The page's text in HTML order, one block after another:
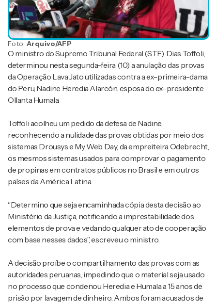
Foto:Arquivo/AFP
O ministro do Supremo Tribunal Federal (STF), Dias Toffoli,
determinou nesta segunda-feira (10) a anulação das provas
da Operação Lava Jato utilizadas contra a ex-primeira-dama
do Peru, Nadine Heredia Alarcón, esposa do ex-presidente
Ollanta Humala.
Toffoli acolheu um pedido da defesa de Nadine,
reconhecendo a nulidade das provas obtidas por meio dos
sistemas Drousys e My Web Day, da empreiteira Odebrecht,
os mesmos sistemas usados para comprovar o pagamento
de propinas em contratos públicos no Brasil e em outros
países da América Latina.
“Determino que seja encaminhada cópia desta decisão ao
Ministério da Justiça, notificando a imprestabilidade dos
elementos de prova e vedando qualquer ato de cooperação
com base nesses dados”, escreveu o ministro.
A decisão proíbe o compartilhamento das provas com as
autoridades peruanas, impedindo que o material seja usado
no processo que condenou Heredia e Humala a 15 anos de
prisão por lavagem de dinheiro. Ambos foram acusados de